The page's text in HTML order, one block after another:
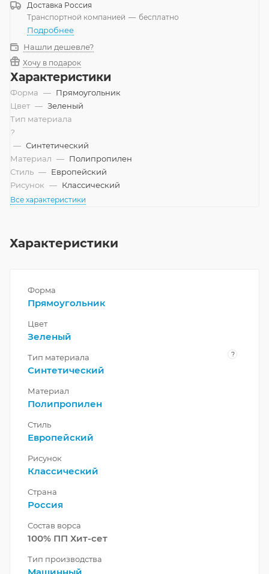
Доставка Россия
Транспортной компанией — бесплатно
Подробнее
Нашли дешевле?
Хочу в подарок
Характеристики
Форма — Прямоугольник
Цвет — Зеленый
Тип материала
?
— Синтетический
Материал — Полипропилен
Стиль — Европейский
Рисунок — Классический
Все характеристики
Характеристики
Форма
Прямоугольник
Цвет
Зеленый
Тип материала ?
Синтетический
Материал
Полипропилен
Стиль
Европейский
Рисунок
Классический
Страна
Россия
Состав ворса
100% ПП Хит-сет
Тип производства